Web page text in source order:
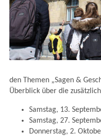
den Themen „Sagen &
Überblick über die
Samstag, 13.
Samstag, 27.
Donnerstag, 2.